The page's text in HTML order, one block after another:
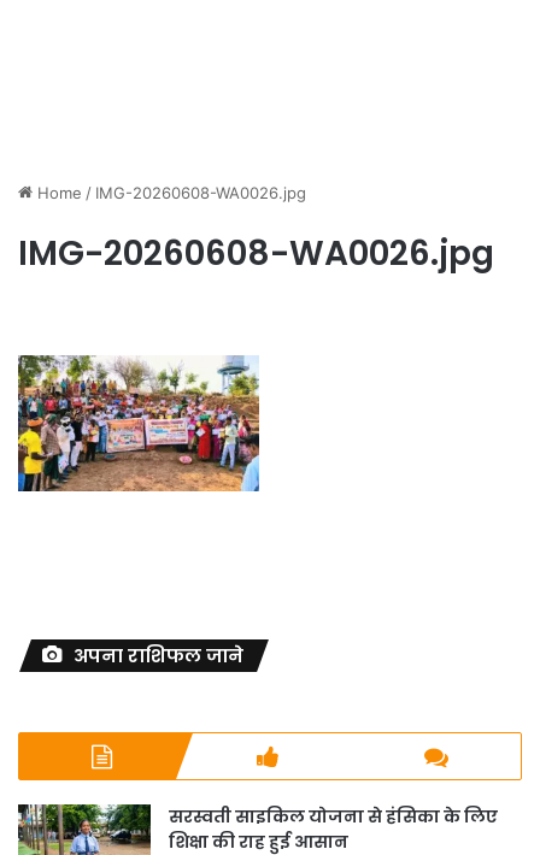
Home / IMG-20260608-WA0026.jpg
IMG-20260608-WA0026.jpg
अपना राशिफल जाने
सरस्वती साइकिल योजना से हंसिका के लिए
शिक्षा की राह हुई आसान